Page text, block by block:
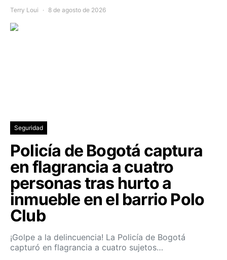
Terry Loui 8 de agosto de 2026
Seguridad
Policía de Bogotá captura
en flagrancia a cuatro
personas tras hurto a
inmueble en el barrio Polo
Club
¡Golpe a la delincuencia! La Policía de Bogotá
capturó en flagrancia a cuatro sujetos…